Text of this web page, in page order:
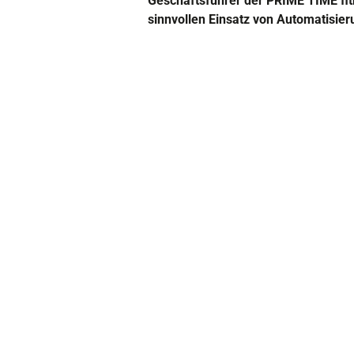
sinnvollen Einsatz von